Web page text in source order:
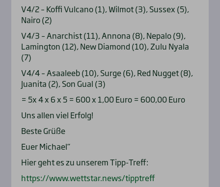
V4/2 – Koffi Vulcano (1), Wilmot (3), Sussex (5),
Nairo (2)
V4/3 – Anarchist (11), Annona (8), Nepalo (9),
Lamington (12), New Diamond (10), Zulu Nyala
(7)
V4/4 – Asaaleeb (10), Surge (6), Red Nugget (8),
Juanita (2), Son Gual (3)
= 5x 4 x 6 x 5 = 600 x 1,00 Euro = 600,00 Euro
Uns allen viel Erfolg!
Beste Grüße
Euer Michael“
Hier geht es zu unserem Tipp-Treff:
https://www.wettstar.news/tipptreff